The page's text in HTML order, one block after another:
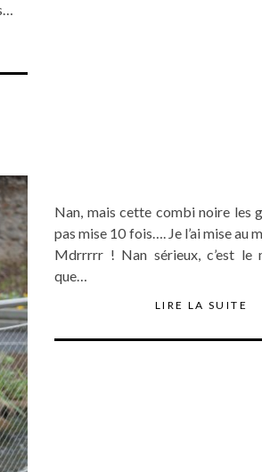
Nan, mais cette combi noire les
pas mise 10 fois…. Je l’ai mise au
Mdrrrrr ! Nan sérieux, c’est le
que…
LIRE LA SUITE